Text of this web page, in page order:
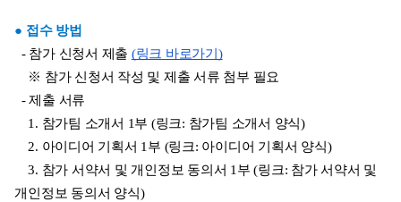
● 접수 방법
- 참가 신청서 제출 (링크 바로가기)
※ 참가 신청서 작성 및 제출 서류 첨부 필요
- 제출 서류
1. 참가팀 소개서 1부 (링크: 참가팀 소개서 양식)
2. 아이디어 기획서 1부 (링크: 아이디어 기획서 양식)
3. 참가 서약서 및 개인정보 동의서 1부 (링크: 참가 서약서 및
개인정보 동의서 양식)